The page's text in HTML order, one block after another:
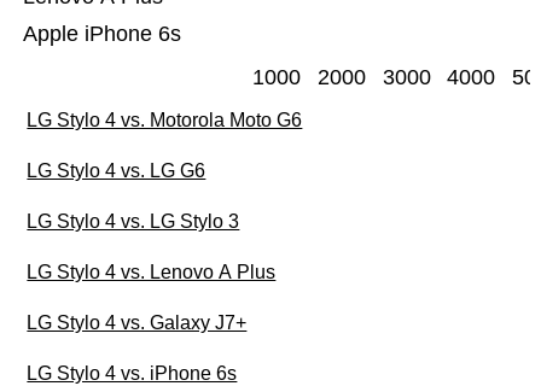
Apple iPhone 6s
1000 2000 3000 4000
LG Stylo 4 vs. Motorola Moto G6
LG Stylo 4 vs. LG G6
LG Stylo 4 vs. LG Stylo 3
LG Stylo 4 vs. Lenovo A Plus
LG Stylo 4 vs. Galaxy J7+
LG Stylo 4 vs. iPhone 6s